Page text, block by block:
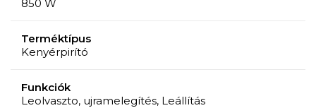
Include
Mențiuni
depozitare cablu;
850 W
Terméktípus
Kenyérpirító
Funkciók
Leolvaszto, ujramelegítés, Leállítás